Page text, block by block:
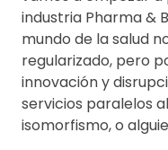
industria Pharma &
mundo de la salud
regularizado, pero
innovación y
servicios paralelos
isomorfismo, o